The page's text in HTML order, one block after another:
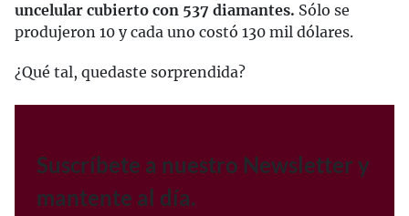
uncelular cubierto con 537 diamantes. Sólo se
produjeron 10 y cada uno costó 130 mil dólares.
¿Qué tal, quedaste sorprendida?
Suscríbete a nuestro Newsletter y
mantente al día.